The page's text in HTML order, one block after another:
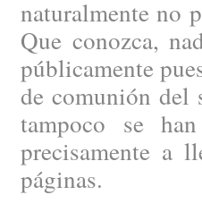
naturalmente no
Que conozca,
públicamente
de comunión del
tampoco se
precisamente a
páginas.